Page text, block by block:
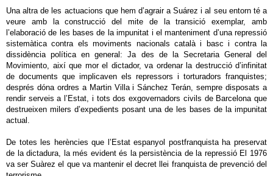
Una altra de les actuacions que hem d’agrair a Suárez i al seu entorn té a
veure amb la construcció del mite de la transició exemplar, amb
l’elaboració de les bases de la impunitat i el manteniment d’una repressió
sistemàtica contra els moviments nacionals català i basc i contra la
dissidència política en general: Ja des de la Secretaria General del
Movimiento, així que mor el dictador, va ordenar la destrucció d’infinitat
de documents que implicaven els repressors i torturadors franquistes;
després dóna ordres a Martin Villa i Sánchez Terán, sempre disposats a
rendir serveis a l’Estat, i tots dos exgovernadors civils de Barcelona que
destrueixen milers d’expedients posant una de les bases de la impunitat
actual.
De totes les herències que l’Estat espanyol postfranquista ha preservat
de la dictadura, la més evident és la persistència de la repressió El 1976
va ser Suàrez el que va mantenir el decret llei franquista de prevenció del